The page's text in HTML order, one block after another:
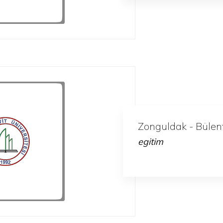
Zonguldak -
egitim